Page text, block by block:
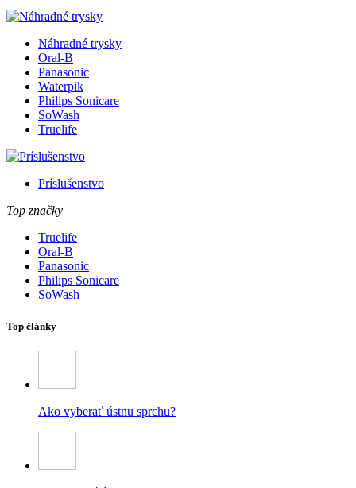
Náhradné trysky
Oral-B
Panasonic
Waterpik
Philips Sonicare
SoWash
Truelife
Príslušenstvo
Top značky
Truelife
Oral-B
Panasonic
Philips Sonicare
SoWash
Top články
Ako vyberať ústnu sprchu?